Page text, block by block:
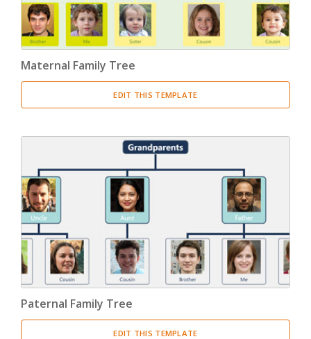
Maternal Family Tree
EDIT THIS TEMPLATE
Paternal Family Tree
EDIT THIS TEMPLATE